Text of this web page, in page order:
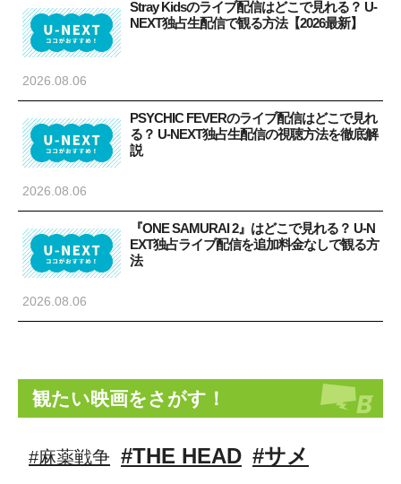
Stray Kidsのライブ配信はどこで見れる？ U-
NEXT独占生配信で観る方法【2026最新】
2026.08.06
PSYCHIC FEVERのライブ配信はどこで見れ
る？ U-NEXT独占生配信の視聴方法を徹底解
説
2026.08.06
『ONE SAMURAI 2』はどこで見れる？ U-N
EXT独占ライブ配信を追加料金なしで観る方
法
2026.08.06
観たい映画をさがす！
#麻薬戦争 #THE HEAD #サメ